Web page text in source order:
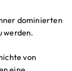
dominierten
werden.
von